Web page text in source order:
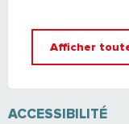
Afficher
ACCESSIBILITÉ